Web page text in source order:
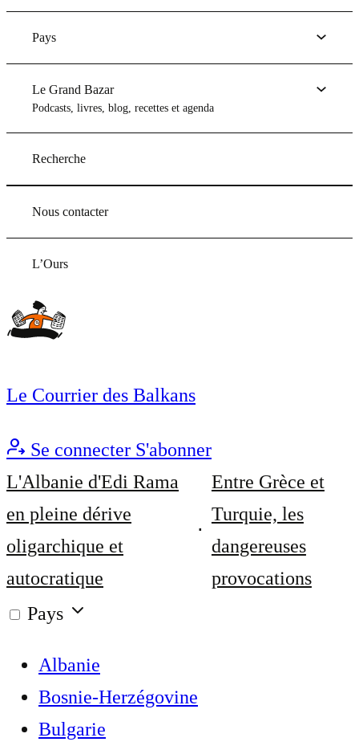
Pays
Le Grand Bazar
Podcasts, livres, blog, recettes et agenda
Recherche
Nous contacter
L’Ours
Le Courrier des Balkans
Se connecter S'abonner
L'Albanie d'Edi Rama
en pleine dérive
oligarchique et
autocratique
Entre Grèce et
Turquie, les
dangereuses
provocations
Pays
Albanie
Bosnie-Herzégovine
Bulgarie